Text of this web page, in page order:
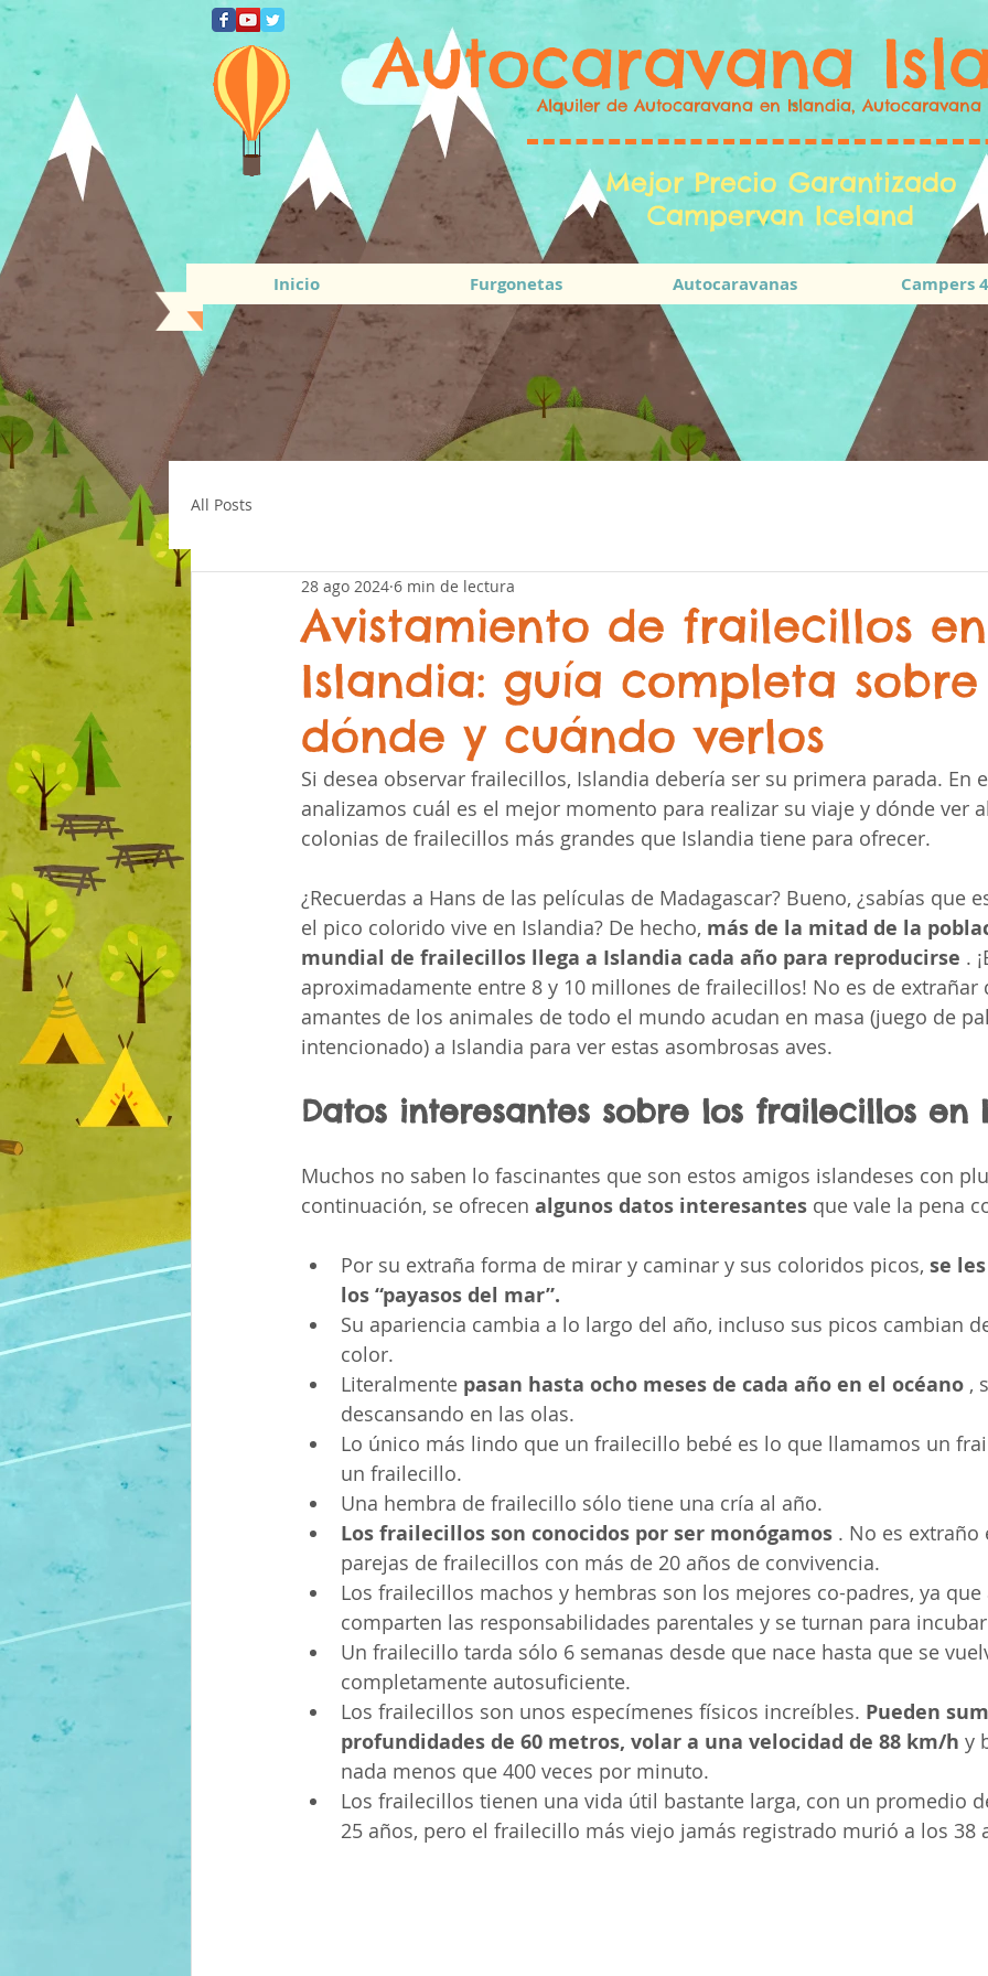
Autocaravana
Alquiler de Autocaravana en Islandia, Autocaravana
Mejor Precio Garantizado
Campervan Iceland
Inicio Furgonetas Autocaravanas Campers
All Posts
Avistamiento de frailecillos en
Islandia: guía completa sobre
dónde y cuándo verlos
28 ago 2024 6 min de lectura
Si desea observar frailecillos, Islandia debería ser su primera parada. En
analizamos cuál es el mejor momento para realizar su viaje y dónde ver
colonias de frailecillos más grandes que Islandia tiene para ofrecer.
¿Recuerdas a Hans de las películas de Madagascar? Bueno, ¿sabías que
el pico colorido vive en Islandia? De hecho, más de la mitad de la
mundial de frailecillos llega a Islandia cada año para reproducirse .
aproximadamente entre 8 y 10 millones de frailecillos! No es de
amantes de los animales de todo el mundo acudan en masa (juego de
intencionado) a Islandia para ver estas asombrosas aves.
Datos interesantes sobre los frailecillos en
Muchos no saben lo fascinantes que son estos amigos islandeses con
continuación, se ofrecen algunos datos interesantes que vale la pena
Por su extraña forma de mirar y caminar y sus coloridos picos, se
los “payasos del mar”.
Su apariencia cambia a lo largo del año, incluso sus picos cambian
color.
Literalmente pasan hasta ocho meses de cada año en el océano ,
descansando en las olas.
Lo único más lindo que un frailecillo bebé es lo que llamamos un
un frailecillo.
Una hembra de frailecillo sólo tiene una cría al año.
Los frailecillos son conocidos por ser monógamos . No es
parejas de frailecillos con más de 20 años de convivencia.
Los frailecillos machos y hembras son los mejores co-padres, ya
comparten las responsabilidades parentales y se turnan para
Un frailecillo tarda sólo 6 semanas desde que nace hasta que se
completamente autosuficiente.
Los frailecillos son unos especímenes físicos increíbles. Pueden
profundidades de 60 metros, volar a una velocidad de 88 km/h y
nada menos que 400 veces por minuto.
Los frailecillos tienen una vida útil bastante larga, con un promedio
25 años, pero el frailecillo más viejo jamás registrado murió a los 38